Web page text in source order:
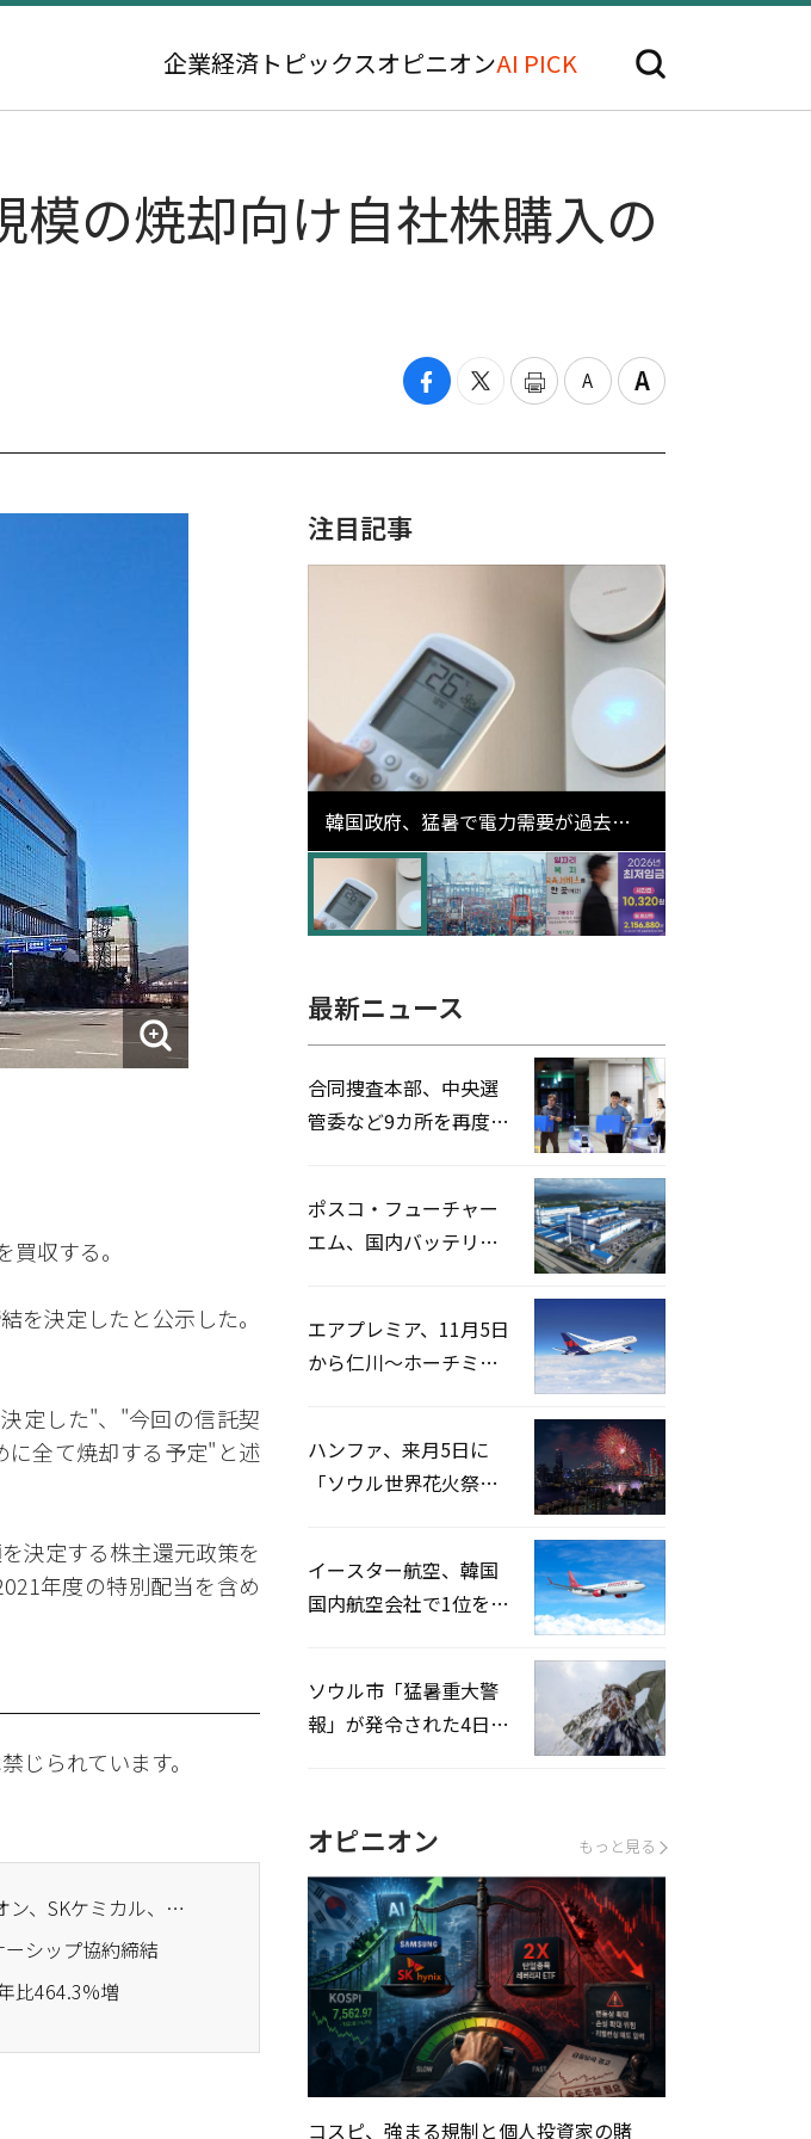
企業経済 トピックスオピニオンAI PICK
模の焼却向け自社株購入の
収する。
を決定したと公示した。
定した"、"今回の信託契
全て焼却する予定"と述
決定する株主還元政策を
年度の特別配当を含め
じられています。
· 医薬品・バイオニュース: 食薬処、鐘根堂、セルトリオン、SKケミカル、ソウル大病院、チャ病院
シップ協約締結
比464.3%増
注目記事
韓国政府、猛暑で電力需要が過去最
高更新の可能性に需給対応体制を点
検
最新ニュース
合同捜査本部、中央選
管委など9カ所を再度家
ポスコ・フューチャー
エム、国内バッテリー
エアプレミア、11月5日
から仁川〜ホーチミン
ハンファ、来月5日に
「ソウル世界花火祭り
イースター航空、韓国
国内航空会社で1位を記
ソウル市「猛暑重大警
報」が発令された4日、
オピニオン もっと見る
コスピ、強まる規制と個人投資家の賭